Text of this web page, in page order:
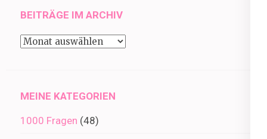
BEITRÄGE IM ARCHIV
Beiträge
MEINE KATEGORIEN
1000 Fragen (48)